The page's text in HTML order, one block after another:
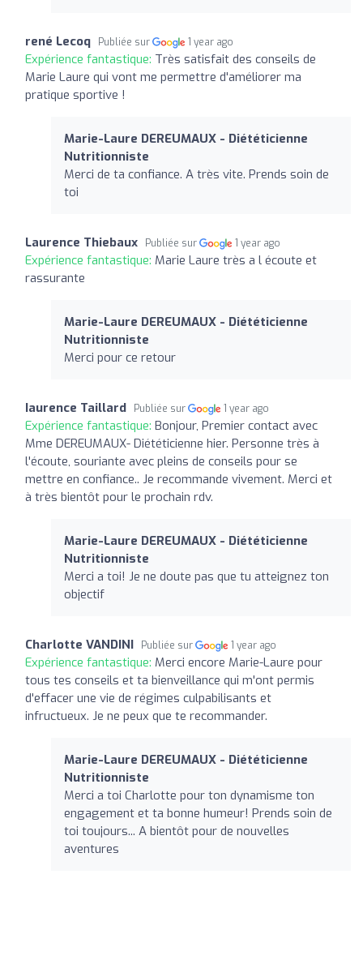
rené Lecoq Publiée sur 1 year ago
Expérience fantastique: Très satisfait des conseils de
Marie Laure qui vont me permettre d'améliorer ma
pratique sportive !
Marie-Laure DEREUMAUX - Diététicienne
Nutritionniste
Merci de ta confiance. A très vite. Prends soin de
toi
Laurence Thiebaux Publiée sur 1 year ago
Expérience fantastique: Marie Laure très a l écoute et
rassurante
Marie-Laure DEREUMAUX - Diététicienne
Nutritionniste
Merci pour ce retour
Iaurence Taillard Publiée sur 1 year ago
Expérience fantastique: Bonjour, Premier contact avec
Mme DEREUMAUX- Diététicienne hier. Personne très à
l'écoute, souriante avec pleins de conseils pour se
mettre en confiance.. Je recommande vivement. Merci et
à très bientôt pour le prochain rdv.
Marie-Laure DEREUMAUX - Diététicienne
Nutritionniste
Merci a toi! Je ne doute pas que tu atteignez ton
objectif
Charlotte VANDINI Publiée sur 1 year ago
Expérience fantastique: Merci encore Marie-Laure pour
tous tes conseils et ta bienveillance qui m'ont permis
d'effacer une vie de régimes culpabilisants et
infructueux. Je ne peux que te recommander.
Marie-Laure DEREUMAUX - Diététicienne
Nutritionniste
Merci a toi Charlotte pour ton dynamisme ton
engagement et ta bonne humeur! Prends soin de
toi toujours... A bientôt pour de nouvelles
aventures